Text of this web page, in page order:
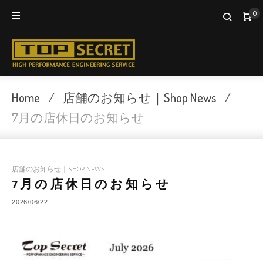
0
Home / 店舗のお知らせ｜Shop News /
7月の店休日のお知らせ
店舗のお知らせ｜SHOP NEWS
7月の店休日のお知らせ
2026/06/22